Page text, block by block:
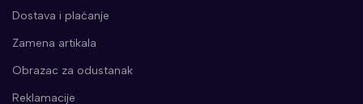
Dostava i plaćanje
Zamena artikala
Obrazac za odustanak
Reklamacije